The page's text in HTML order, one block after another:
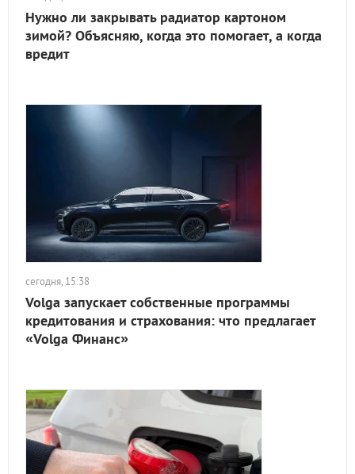
Нужно ли закрывать радиатор картоном
зимой? Объясняю, когда это помогает, а когда
вредит
сегодня, 15:38
Volga запускает собственные программы
кредитования и страхования: что предлагает
«Volga Финанс»